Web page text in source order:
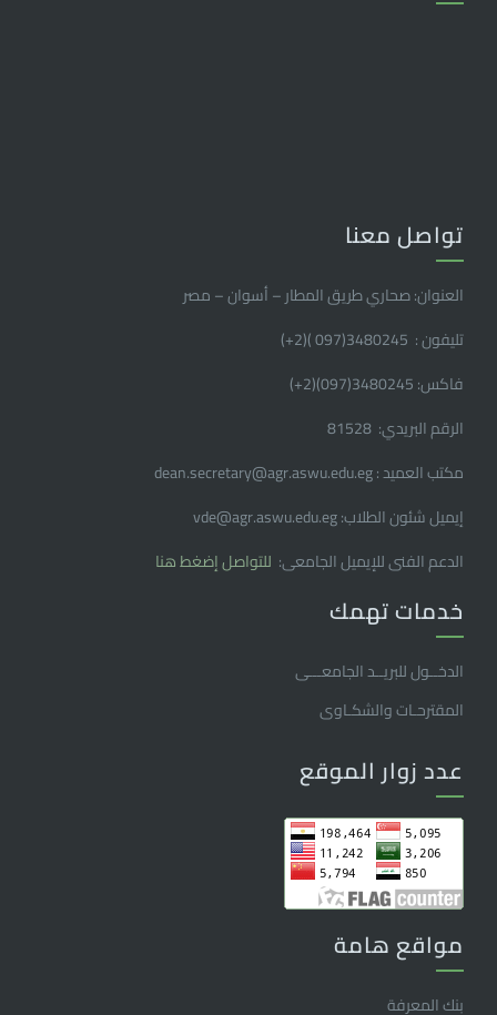
تواصل معنا
العنوان: صحاري طريق المطار – أسوان – مصر
تليفون : 3480245(097 )(2
+
)
فاكس: 3480245(097)(2
+
)
الرقم البريدي: 81528
مكتب العميد : dean.secretary@agr.aswu.edu.eg
إيميل شئون الطلاب: vde@agr.aswu.edu.eg
الدعم الفنى للإيميل الجامعى: للتواصل إضغط هنا
خدمات تهمك
الدخــول للبريــد الجامعـــى
المقترحـات والشكـاوى
عدد زوار الموقع
مواقع هامة
بنك المعرفة